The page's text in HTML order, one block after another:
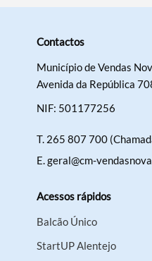
Contactos
Município de Vendas
Avenida da República
NIF: 501177256
T. 265 807 700
E.geral@cm-
Acessos rápidos
Balcão Único
StartUP Alentejo